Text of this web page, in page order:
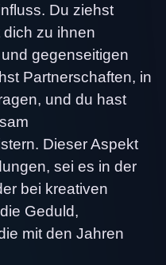
Du ziehst
zu ihnen
gegenseitigen
Partnerschaften, in
und du hast
Dieser Aspekt
sei es in der
bei kreativen
Geduld,
mit den Jahren